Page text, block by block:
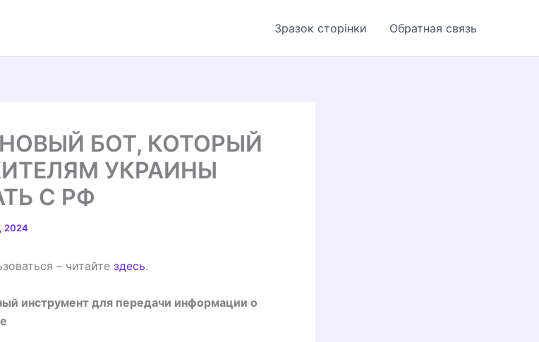
Зразок сторінки Обратная связь
БОТ, КОТОРЫЙ
УКРАИНЫ
С РФ
2024
– читайте здесь.
инструмент для передачи информации о